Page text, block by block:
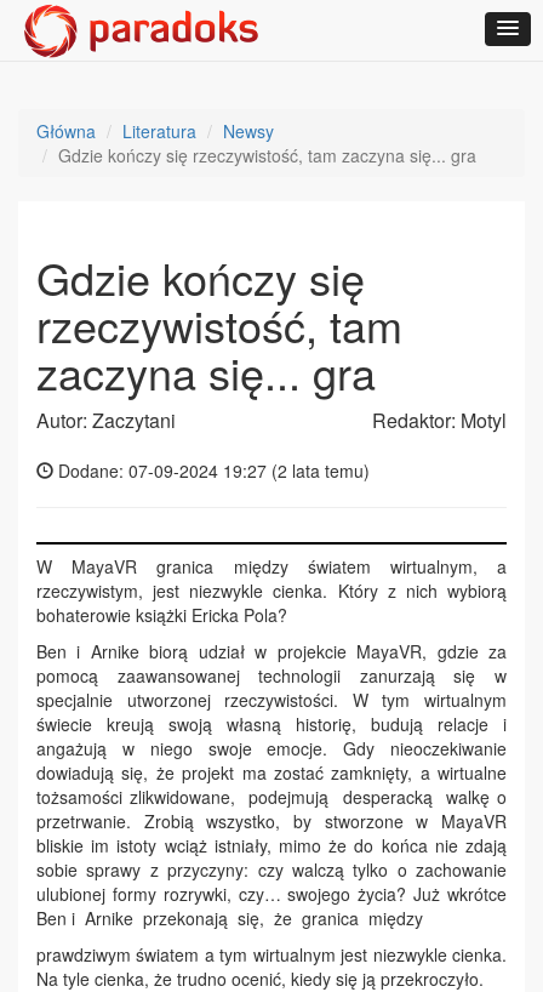
Główna Literatura
Newsy
Gdzie kończy się rzeczywistość, tam zaczyna się... gra
Gdzie kończy się
rzeczywistość, tam
zaczyna się... gra
Autor: Zaczytani Redaktor: Motyl
Dodane: 07-09-2024 19:27 (2 lata temu)
W MayaVR granica między światem wirtualnym, a
rzeczywistym, jest niezwykle cienka. Który z nich wybiorą
bohaterowie książki Ericka Pola?
Ben i Arnike biorą udział w projekcie MayaVR, gdzie za
pomocą zaawansowanej technologii zanurzają się w
specjalnie utworzonej rzeczywistości. W tym wirtualnym
świecie kreują swoją własną historię, budują relacje i
angażują w niego swoje emocje. Gdy nieoczekiwanie
dowiadują się, że projekt ma zostać zamknięty, a wirtualne
tożsamości zlikwidowane, podejmują desperacką walkę o
przetrwanie. Zrobią wszystko, by stworzone w MayaVR
bliskie im istoty wciąż istniały, mimo że do końca nie zdają
sobie sprawy z przyczyny: czy walczą tylko o zachowanie
ulubionej formy rozrywki, czy… swojego życia? Już wkrótce
Ben i Arnike przekonają się, że granica między
prawdziwym światem a tym wirtualnym jest niezwykle cienka.
Na tyle cienka, że trudno ocenić, kiedy się ją przekroczyło.